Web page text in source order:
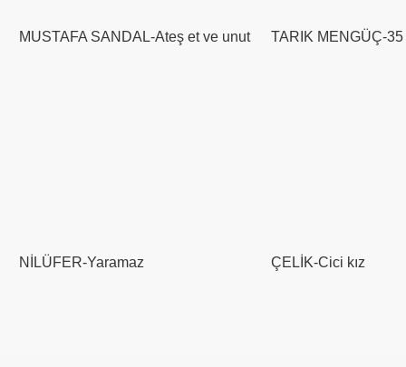
MUSTAFA SANDAL-Ateş et ve unut TARIK MENGÜÇ-
NİLÜFER-Yaramaz ÇELİK-Cici kız